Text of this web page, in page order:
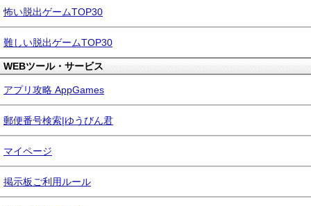
怖い脱出ゲームTOP30
難しい脱出ゲームTOP30
WEBツール・サービス
アプリ攻略 AppGames
郵便番号検索|ゆうびん君
マイページ
掲示板ご利用ルール